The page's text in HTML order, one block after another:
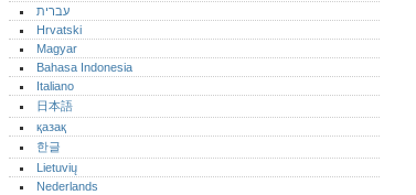
עברית
Hrvatski
Magyar
Bahasa Indonesia
Italiano
日本語
қазақ
한글
Lietuvių
Nederlands